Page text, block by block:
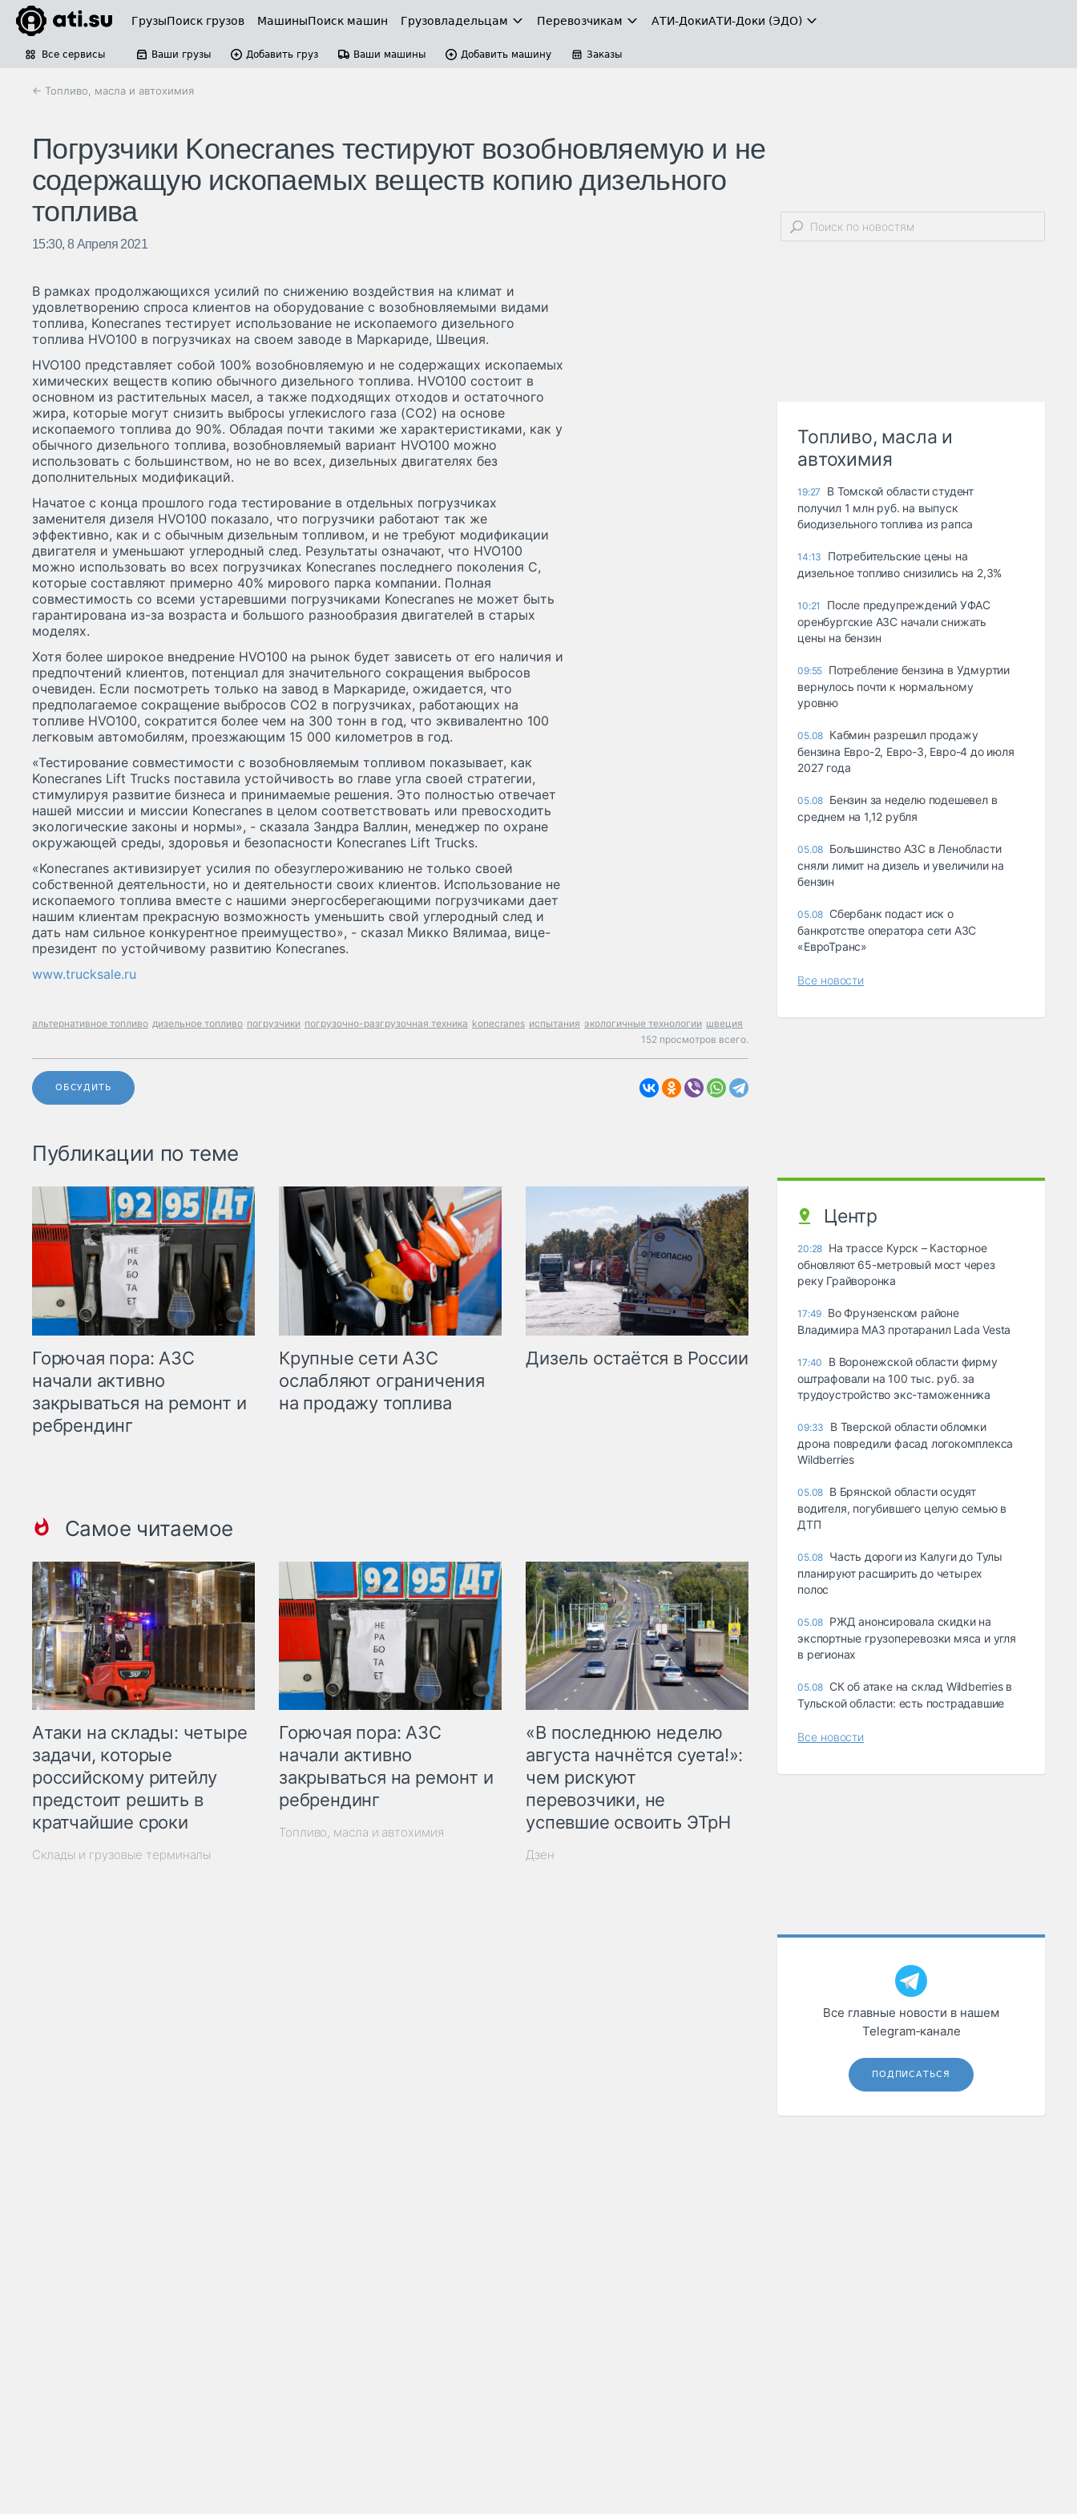
ГрузыПоиск грузов МашиныПоиск машин Грузовладельцам Перевозчикам АТИ-ДокиАТИ-Доки (ЭДО)
Все сервисы Ваши грузы Добавить груз Ваши машины Добавить машину Заказы
← Топливо, масла и автохимия
Погрузчики Konecranes тестируют возобновляемую и не
содержащую ископаемых веществ копию дизельного
топлива
15:30, 8 Апреля 2021
В рамках продолжающихся усилий по снижению воздействия на климат и
удовлетворению спроса клиентов на оборудование с возобновляемыми видами
топлива, Konecranes тестирует использование не ископаемого дизельного
топлива HVO100 в погрузчиках на своем заводе в Маркариде, Швеция.
HVO100 представляет собой 100% возобновляемую и не содержащих ископаемых
химических веществ копию обычного дизельного топлива. HVO100 состоит в
основном из растительных масел, а также подходящих отходов и остаточного
жира, которые могут снизить выбросы углекислого газа (CO2) на основе
ископаемого топлива до 90%. Обладая почти такими же характеристиками, как у
обычного дизельного топлива, возобновляемый вариант HVO100 можно
использовать с большинством, но не во всех, дизельных двигателях без
дополнительных модификаций.
Начатое с конца прошлого года тестирование в отдельных погрузчиках
заменителя дизеля HVO100 показало, что погрузчики работают так же
эффективно, как и с обычным дизельным топливом, и не требуют модификации
двигателя и уменьшают углеродный след. Результаты означают, что HVO100
можно использовать во всех погрузчиках Konecranes последнего поколения C,
которые составляют примерно 40% мирового парка компании. Полная
совместимость со всеми устаревшими погрузчиками Konecranes не может быть
гарантирована из-за возраста и большого разнообразия двигателей в старых
моделях.
Хотя более широкое внедрение HVO100 на рынок будет зависеть от его наличия и
предпочтений клиентов, потенциал для значительного сокращения выбросов
очевиден. Если посмотреть только на завод в Маркариде, ожидается, что
предполагаемое сокращение выбросов CO2 в погрузчиках, работающих на
топливе HVO100, сократится более чем на 300 тонн в год, что эквивалентно 100
легковым автомобилям, проезжающим 15 000 километров в год.
«Тестирование совместимости с возобновляемым топливом показывает, как
Konecranes Lift Trucks поставила устойчивость во главе угла своей стратегии,
стимулируя развитие бизнеса и принимаемые решения. Это полностью отвечает
нашей миссии и миссии Konecranes в целом соответствовать или превосходить
экологические законы и нормы», - сказала Зандра Валлин, менеджер по охране
окружающей среды, здоровья и безопасности Konecranes Lift Trucks.
«Konecranes активизирует усилия по обезуглероживанию не только своей
собственной деятельности, но и деятельности своих клиентов. Использование не
ископаемого топлива вместе с нашими энергосберегающими погрузчиками дает
нашим клиентам прекрасную возможность уменьшить свой углеродный след и
дать нам сильное конкурентное преимущество», - сказал Микко Вялимаа, вице-
президент по устойчивому развитию Konecranes.
www.trucksale.ru
альтернативное топливо дизельное топливо погрузчики погрузочно-разгрузочная техника konecranes испытания экологичные технологии швеция
152 просмотров всего.
ОБСУДИТЬ
Публикации по теме
Горючая пора: АЗС
начали активно
закрываться на ремонт и
ребрендинг
Крупные сети АЗС
ослабляют ограничения
на продажу топлива
Дизель остаётся в России
Самое читаемое
Атаки на склады: четыре
задачи, которые
российскому ритейлу
предстоит решить в
кратчайшие сроки
Склады и грузовые терминалы
Горючая пора: АЗС
начали активно
закрываться на ремонт и
ребрендинг
Топливо, масла и автохимия
«В последнюю неделю
августа начнётся суета!»:
чем рискуют
перевозчики, не
успевшие освоить ЭТрН
Дзен
Топливо, масла и
автохимия
19:27
В Томской области студент
получил 1 млн руб. на выпуск
биодизельного топлива из рапса
14:13
Потребительские цены на
дизельное топливо снизились на 2,3%
10:21
После предупреждений УФАС
оренбургские АЗС начали снижать
цены на бензин
09:55 Потребление бензина в Удмуртии
вернулось почти к нормальному
уровню
05.08 Кабмин разрешил продажу
бензина Евро-2, Евро-3, Евро-4 до июля
2027 года
05.08 Бензин за неделю подешевел в
среднем на 1,12 рубля
05.08 Большинство АЗС в Ленобласти
сняли лимит на дизель и увеличили на
бензин
05.08 Сбербанк подаст иск о
банкротстве оператора сети АЗС
«ЕвроТранс»
Все новости
Центр
20:28 На трассе Курск – Касторное
обновляют 65-метровый мост через
реку Грайворонка
17:49 Во Фрунзенском районе
Владимира МАЗ протаранил Lada Vesta
17:40
В Воронежской области фирму
оштрафовали на 100 тыс. руб. за
трудоустройство экс-таможенника
09:33
В Тверской области обломки
дрона повредили фасад логокомплекса
Wildberries
05.08 В Брянской области осудят
водителя, погубившего целую семью в
ДТП
05.08 Часть дороги из Калуги до Тулы
планируют расширить до четырех
полос
05.08 РЖД анонсировала скидки на
экспортные грузоперевозки мяса и угля
в регионах
05.08 СК об атаке на склад Wildberries в
Тульской области: есть пострадавшие
Все новости
Все главные новости в нашем
Telegram‑канале
ПОДПИСАТЬСЯ